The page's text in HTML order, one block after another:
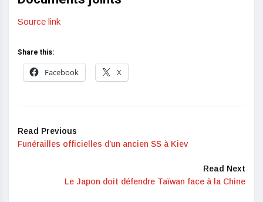
Source link
Share this:
Facebook
X
Read Previous
Funérailles officielles d’un ancien SS à Kiev
Read Next
Le Japon doit défendre Taïwan face à la Chine